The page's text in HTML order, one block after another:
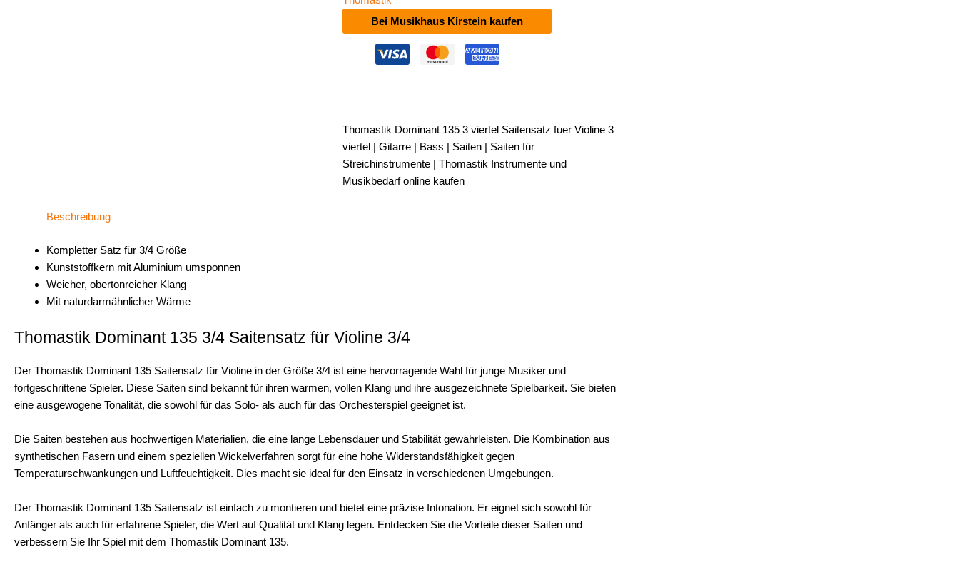
Bei Musikhaus Kirstein kaufen
Thomastik Dominant 135 3 viertel Saitensatz fuer Violine 3
viertel | Gitarre | Bass | Saiten | Saiten für
Streichinstrumente | Thomastik Instrumente und
Musikbedarf online kaufen
Beschreibung
Kompletter Satz für 3/4 Größe
Kunststoffkern mit Aluminium umsponnen
Weicher, obertonreicher Klang
Mit naturdarmähnlicher Wärme
Thomastik Dominant 135 3/4 Saitensatz für Violine 3/4
Der Thomastik Dominant 135 Saitensatz für Violine in der Größe 3/4 ist eine hervorragende Wahl für junge Musiker und
fortgeschrittene Spieler. Diese Saiten sind bekannt für ihren warmen, vollen Klang und ihre ausgezeichnete Spielbarkeit. Sie bieten
eine ausgewogene Tonalität, die sowohl für das Solo- als auch für das Orchesterspiel geeignet ist.
Die Saiten bestehen aus hochwertigen Materialien, die eine lange Lebensdauer und Stabilität gewährleisten. Die Kombination aus
synthetischen Fasern und einem speziellen Wickelverfahren sorgt für eine hohe Widerstandsfähigkeit gegen
Temperaturschwankungen und Luftfeuchtigkeit. Dies macht sie ideal für den Einsatz in verschiedenen Umgebungen.
Der Thomastik Dominant 135 Saitensatz ist einfach zu montieren und bietet eine präzise Intonation. Er eignet sich sowohl für
Anfänger als auch für erfahrene Spieler, die Wert auf Qualität und Klang legen. Entdecken Sie die Vorteile dieser Saiten und
verbessern Sie Ihr Spiel mit dem Thomastik Dominant 135.